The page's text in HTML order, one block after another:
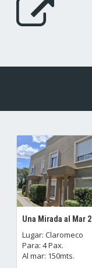
Una Mirada al Mar 2
Lugar: Claromeco
Para: 4 Pax.
Al mar: 150mts.